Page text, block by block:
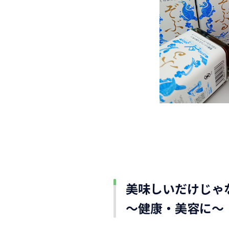
美味しいだけじゃ
～健康・美容に～